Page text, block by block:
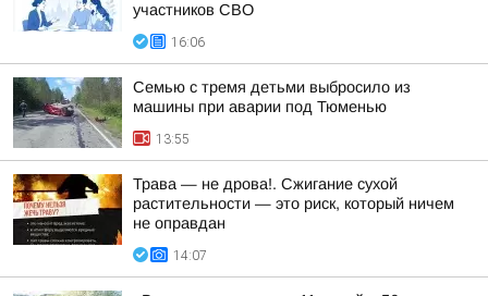
участников СВО
16:06
Семью с тремя детьми выбросило из
машины при аварии под Тюменью
13:55
Трава — не дрова!. Сжигание сухой
растительности — это риск, который ничем
не оправдан
14:07